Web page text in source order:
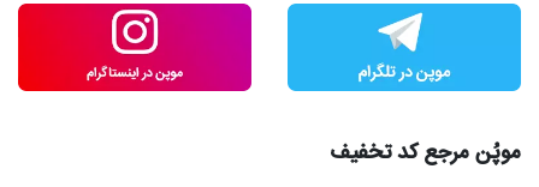
موپُن مرجع کد تخفیف